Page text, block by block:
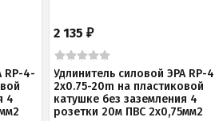
RP-4-
4
2 135₽
Удлинитель силовой ЭРА RP-
2x0.75-20m на пластиковой
катушке без заземления 4
розетки 20м ПВС 2х0,75мм2